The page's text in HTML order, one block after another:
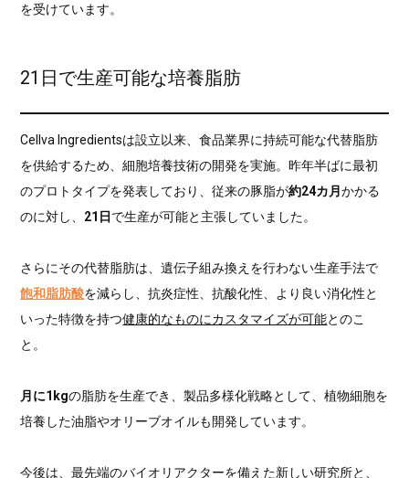
を受けています。
21日で生産可能な培養脂肪
Cellva Ingredientsは設立以来、食品業界に持続可能な代替脂肪
を供給するため、細胞培養技術の開発を実施。昨年半ばに最初
のプロトタイプを発表しており、従来の豚脂が約24カ月かかる
のに対し、 21日 で生産が可能と主張していました。
さらにその代替脂肪は、遺伝子組み換えを行わない生産手法で
飽和脂肪酸を減らし、抗炎症性、抗酸化性、より良い消化性と
いった特徴を持つ健康的なものにカスタマイズが可能とのこ
と。
月に1kgの脂肪を生産でき、製品多様化戦略として、植物細胞を
培養した油脂やオリーブオイルも開発しています。
今後は、最先端のバイオリアクターを備えた新しい研究所と、